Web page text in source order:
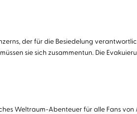
der für die Besiedelung
sie sich zusammentun. Die
Weltraum-Abenteuer für alle Fans von